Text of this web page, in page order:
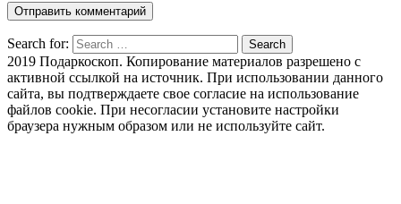
Search for: Search
2019 Подаркоскоп. Копирование материалов разрешено с
активной ссылкой на источник. При использовании данного
сайта, вы подтверждаете свое согласие на использование
файлов cookie. При несогласии установите настройки
браузера нужным образом или не используйте сайт.